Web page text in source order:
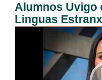
Alumnos Uvigo
Linguas